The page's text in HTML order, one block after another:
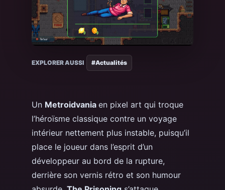
EXPLORER AUSSI #Actualités
Un Metroidvania en pixel art qui troque
l’héroïsme classique contre un voyage
intérieur nettement plus instable, puisqu’il
place le joueur dans l’esprit d’un
développeur au bord de la rupture,
derrière son vernis rétro et son humour